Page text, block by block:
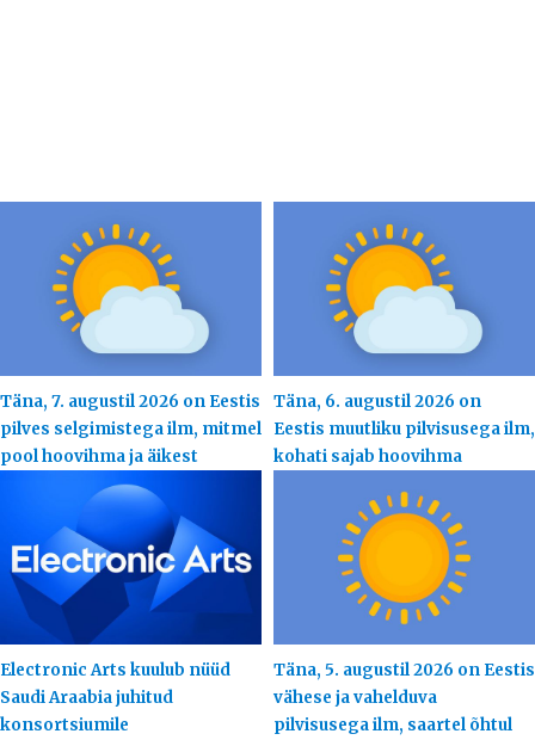
Täna, 7. augustil 2026 on Eestis
pilves selgimistega ilm, mitmel
pool hoovihma ja äikest
Täna, 6. augustil 2026 on
Eestis muutliku pilvisusega ilm,
kohati sajab hoovihma
Electronic Arts kuulub nüüd
Saudi Araabia juhitud
konsortsiumile
Täna, 5. augustil 2026 on Eestis
vähese ja vahelduva
pilvisusega ilm, saartel õhtul